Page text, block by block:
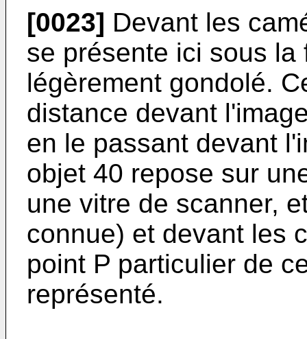
[0023] Devant les
se présente ici sous
légèrement gondolé.
distance devant
en le passant devant
objet 40 repose sur
une vitre de scanner,
connue) et devant les
point P particulier de
représenté.